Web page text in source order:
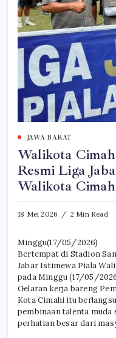
JAWA BARAT
Walikota
Resmi Liga
Walikota
18 Mei 2026 2 Min Read
Minggu(17/05/2026)
Bertempat di Stadion
Jabar Istimewa Piala
pada Minggu (17/05/
Gelaran kerja bareng
Kota Cimahi itu
pembinaan talenta muda
perhatian besar dari